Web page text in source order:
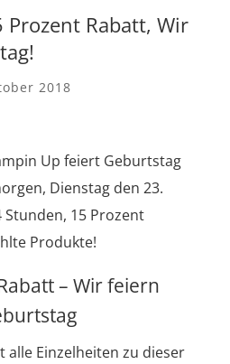
Prozent Rabatt, Wir
2018
Up feiert Geburtstag
Dienstag den 23.
15 Prozent
Produkte!
– Wir feiern
alle Einzelheiten zu dieser